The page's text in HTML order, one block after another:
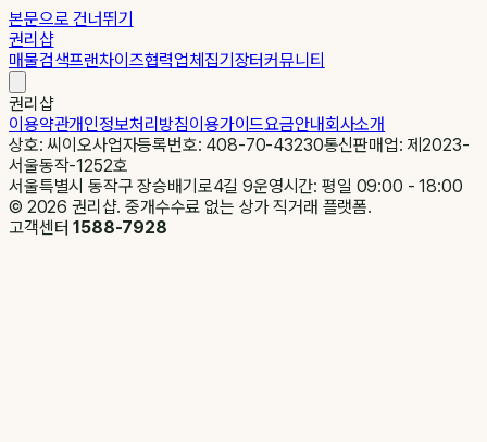
본문으로 건너뛰기
권리샵
매물검색프랜차이즈협력업체집기장터커뮤니티
권리샵
이용약관개인정보처리방침이용가이드요금안내회사소개
상호: 씨이오사업자등록번호: 408-70-43230통신판매업: 제2023-
서울동작-1252호
서울특별시 동작구 장승배기로4길 9운영시간: 평일 09:00 - 18:00
© 2026 권리샵. 중개수수료 없는 상가 직거래 플랫폼.
고객센터1588-7928